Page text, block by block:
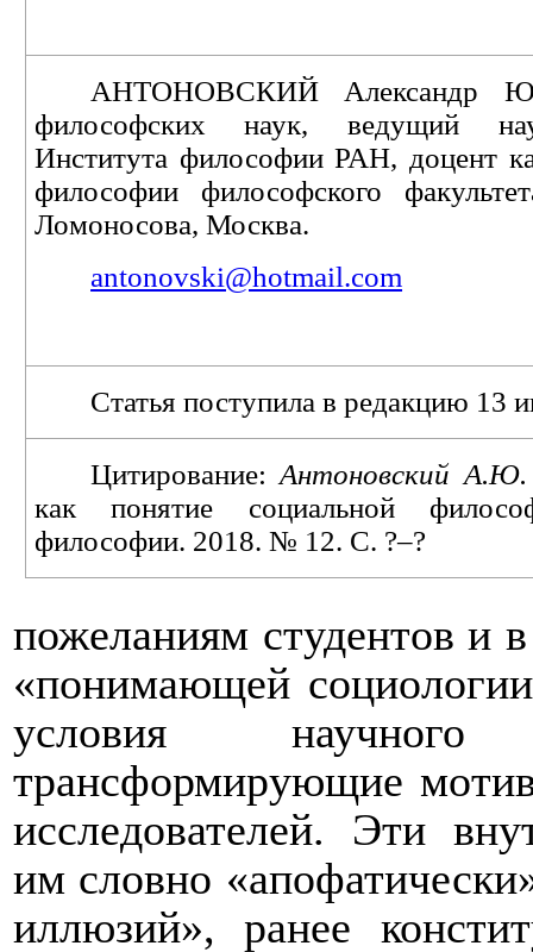
АНТОНОВСКИЙ Александр
философских наук, ведущий
Института философии РАН, доцент
философии философского
Ломоносова, Москва.
antonovski@hotmail.com
Статья поступила в редакцию 13
Цитирование:Антоновский А.Ю.
как понятие социальной
философии. 2018. № 12. С. ?–?
пожеланиям студентов и
«понимающей
условия научного
трансформирующие
исследователей. Эти
им словно
иллюзий», ранее